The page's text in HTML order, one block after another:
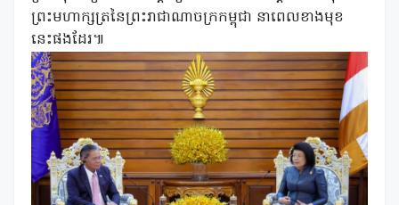
ព្រះមហាក្សត្រនៃព្រះរាជាណាចក្រកម្ពុជា នាពេលខាងមុខ
នេះផងដែរ៕